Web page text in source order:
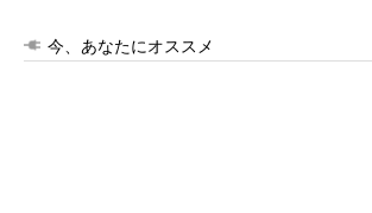
今、あなたにオススメ